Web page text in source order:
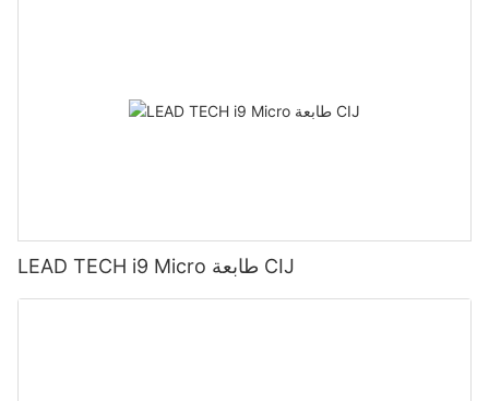
LEAD TECH i9 Micro طابعة CIJ